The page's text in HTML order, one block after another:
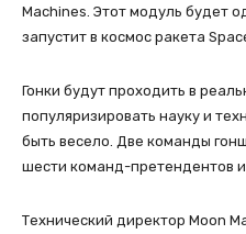
Machines. Этот модуль будет
запустит в космос ракета
Гонки будут проходить в
популяризировать науку и
быть весело. Две команды
шести команд-претендентов
Технический директор Moon